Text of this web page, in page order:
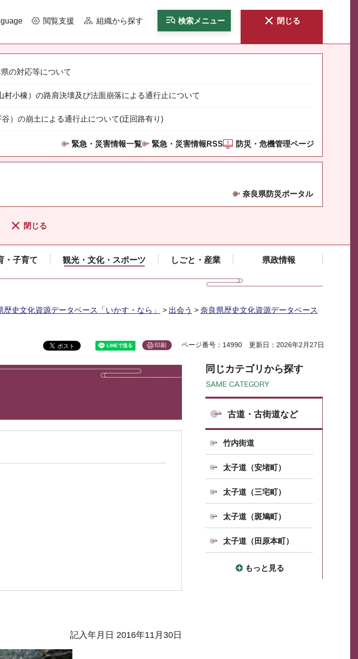
閲覧支援 組織から探す 検索メニュー 閉じる
の対応等について
村小橡）の路肩決壊及び法面崩落による通行止について
）の崩土による通行止について(迂回路有り)
緊急・災害情報一覧 緊急・災害情報RSS 防災・危機管理ページ
奈良県防災ポータル
閉じる
・子育て 観光・文化・スポーツ しごと・産業 県政情報
歴史文化資源データベース「いかす・なら」 > 出会う > 奈良県歴史文化資源データベース
印刷 ページ番号：14990 更新日：2026年2月27日
記入年月日 2016年11月30日
同じカテゴリから探す
古道・古街道など
竹内街道
太子道（安堵町）
太子道（三宅町）
太子道（斑鳩町）
太子道（田原本町）
もっと見る